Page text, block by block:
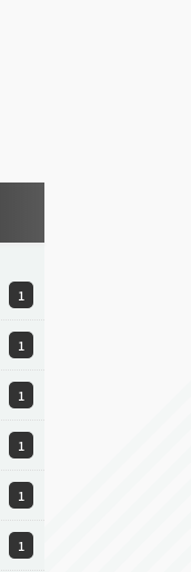
1
1
1
1
1
1